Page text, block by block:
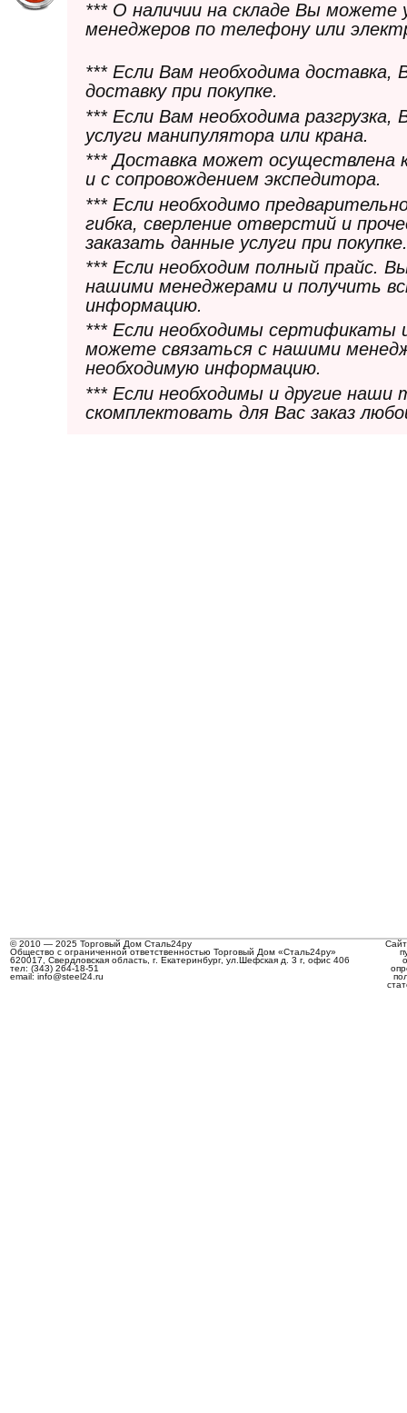
*** О наличии на складе Вы можете
менеджеров по телефону или
*** Если Вам необходима
доставку при покупке.
*** Если Вам необходима
услуги манипулятора или крана.
*** Доставка может осуществлена
и с сопровождением экспедитора.
*** Если необходимо
гибка, сверление отверстий и
заказать данные услуги при покупке.
*** Если необходим полный прайс.
нашими менеджерами и получить
информацию.
*** Если необходимы сертификаты
можете связаться с нашими
необходимую информацию.
*** Если необходимы и другие
скомплектовать для Вас заказ
© 2010 — 2025 Торговый Дом Сталь24ру
Общество с ограниченной ответственностью Торговый Дом «Сталь24ру»
620017, Свердловская область, г. Екатеринбург, ул.Шефская д. 3 г, офис 406
тел: (343) 264-18-51
email: info@steel24.ru